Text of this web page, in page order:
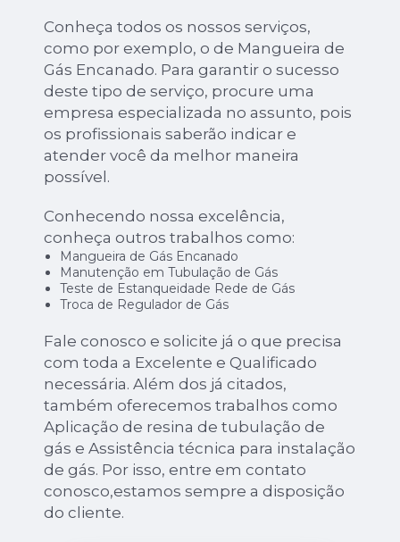
Conheça todos os nossos serviços,
como por exemplo, o de Mangueira de
Gás Encanado. Para garantir o sucesso
deste tipo de serviço, procure uma
empresa especializada no assunto, pois
os profissionais saberão indicar e
atender você da melhor maneira
possível.
Conhecendo nossa excelência,
conheça outros trabalhos como:
Mangueira de Gás Encanado
Manutenção em Tubulação de Gás
Teste de Estanqueidade Rede de Gás
Troca de Regulador de Gás
Fale conosco e solicite já o que precisa
com toda a Excelente e Qualificado
necessária. Além dos já citados,
também oferecemos trabalhos como
Aplicação de resina de tubulação de
gás e Assistência técnica para instalação
de gás. Por isso, entre em contato
conosco,estamos sempre a disposição
do cliente.